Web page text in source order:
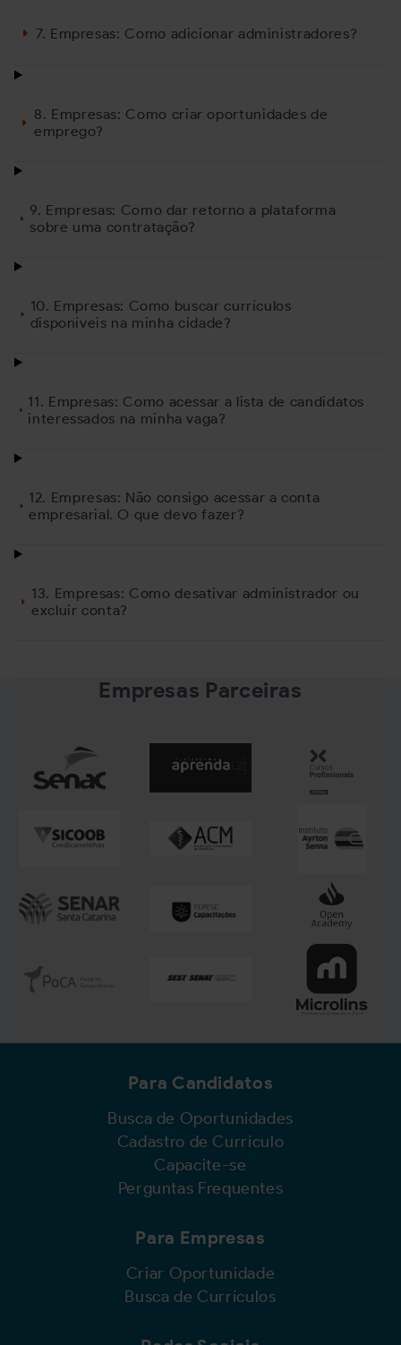
7. Empresas: Como adicionar administradores?
8. Empresas: Como criar oportunidades de
emprego?
9. Empresas: Como dar retorno a plataforma
sobre uma contratação?
10. Empresas: Como buscar currículos
disponíveis na minha cidade?
11. Empresas: Como acessar a lista de candidatos
interessados na minha vaga?
12. Empresas: Não consigo acessar a conta
empresarial. O que devo fazer?
13. Empresas: Como desativar administrador ou
excluir conta?
Empresas Parceiras
Para Candidatos
Busca de Oportunidades
Cadastro de Currículo
Capacite-se
Perguntas Frequentes
Para Empresas
Criar Oportunidade
Busca de Currículos